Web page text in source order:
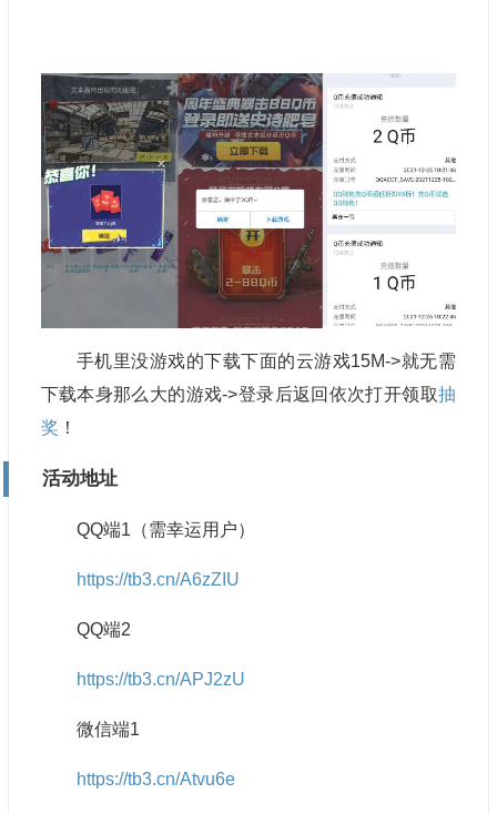
手机里没游戏的下载下面的云游戏15M->就无需
下载本身那么大的游戏->登录后返回依次打开领取抽
奖 ！
活动地址
QQ端1（需幸运用户）
https://tb3.cn/A6zZIU
QQ端2
https://tb3.cn/APJ2zU
微信端1
https://tb3.cn/Atvu6e